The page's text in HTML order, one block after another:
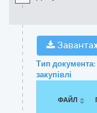
Тип
закупівлі
ФАЙЛ